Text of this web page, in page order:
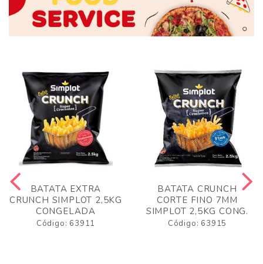
BATATA EXTRA
CRUNCH SIMPLOT 2,5KG
CONGELADA
Código: 63911
BATATA CRUNCH
CORTE FINO 7MM
SIMPLOT 2,5KG CONG.
Código: 63915